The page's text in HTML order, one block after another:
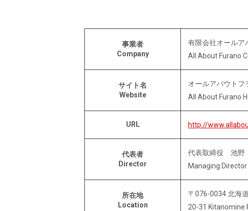
事業者
Company
有限会社オールア
All About Furano
サイト名
Website
オールアバウトフ
All About Furano
URL http://
代表者
Director
代表取締役 池
Managing
所在地
Location
〒076-0034 北海
20-31 Kitanomine